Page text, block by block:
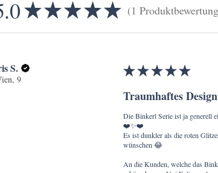
★★★★★ 1 Produktbewertung
1
S.
9
★★★★★
Traumhaftes Design
Die Binkerl Serie ist ja generell
❤️✨❤️
Es ist dunkler als die roten
wünschen 😂
An die Kunden, welche das